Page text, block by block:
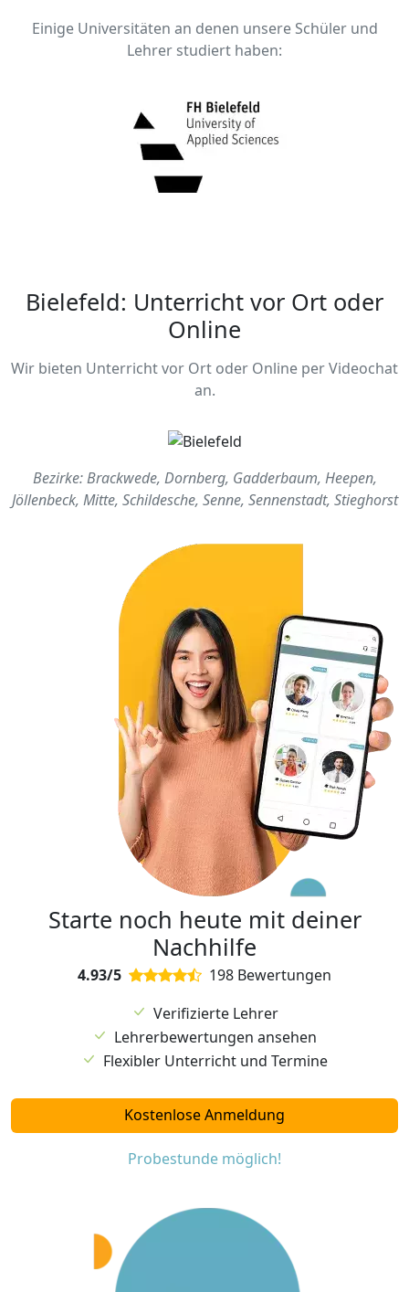
Einige Universitäten an denen unsere Schüler und
Lehrer studiert haben:
Bielefeld: Unterricht vor Ort oder
Online
Wir bieten Unterricht vor Ort oder Online per Videochat
an.
Bezirke: Brackwede, Dornberg, Gadderbaum, Heepen,
Jöllenbeck, Mitte, Schildesche, Senne, Sennenstadt, Stieghorst
Starte noch heute mit deiner
Nachhilfe
4.93/5
198 Bewertungen
Verifizierte Lehrer
Lehrerbewertungen ansehen
Flexibler Unterricht und Termine
Kostenlose Anmeldung
Probestunde möglich!